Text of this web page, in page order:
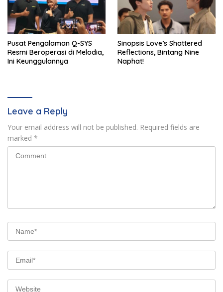
Pusat Pengalaman Q-SYS
Resmi Beroperasi di Melodia,
Ini Keunggulannya
Sinopsis Love’s Shattered
Reflections, Bintang Nine
Naphat!
Leave a Reply
Your email address will not be published. Required fields are
marked *